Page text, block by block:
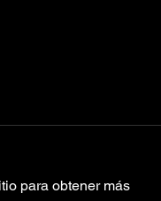
para obtener más